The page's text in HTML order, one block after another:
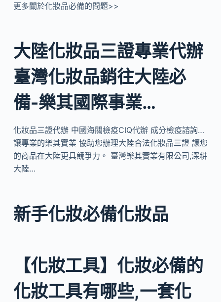
更多關於化妝品必備的問題>>
大陸化妝品三證專業代辦
臺灣化妝品銷往大陸必
備-樂其國際事業…
化妝品三證代辦 中國海關檢疫CIQ代辦 成分檢疫諮詢…
讓專業的樂其實業 協助您辦理大陸合法化妝品三證 讓您
的商品在大陸更具競爭力。 臺灣樂其實業有限公司,深耕
大陸…
新手化妝必備化妝品
【化妝工具】化妝必備的
化妝工具有哪些,一套化